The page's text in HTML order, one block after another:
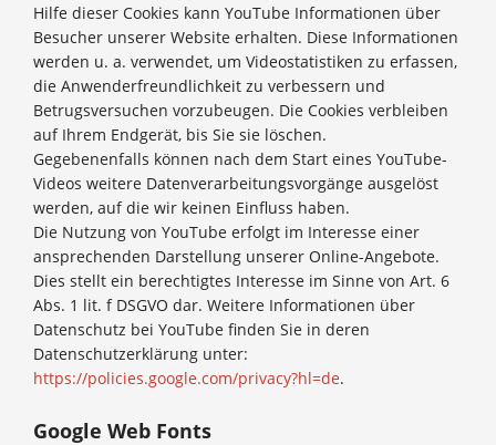
Hilfe dieser Cookies kann YouTube Informationen über
Besucher unserer Website erhalten. Diese Informationen
werden u. a. verwendet, um Videostatistiken zu erfassen,
die Anwenderfreundlichkeit zu verbessern und
Betrugsversuchen vorzubeugen. Die Cookies verbleiben
auf Ihrem Endgerät, bis Sie sie löschen.
Gegebenenfalls können nach dem Start eines YouTube-
Videos weitere Datenverarbeitungsvorgänge ausgelöst
werden, auf die wir keinen Einfluss haben.
Die Nutzung von YouTube erfolgt im Interesse einer
ansprechenden Darstellung unserer Online-Angebote.
Dies stellt ein berechtigtes Interesse im Sinne von Art. 6
Abs. 1 lit. f DSGVO dar. Weitere Informationen über
Datenschutz bei YouTube finden Sie in deren
Datenschutzerklärung unter:
https://policies.google.com/privacy?hl=de.
Google Web Fonts